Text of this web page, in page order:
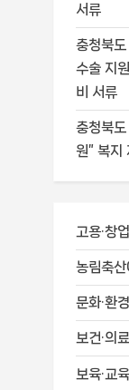
서류
충청북
수술 지
비 서류
충청북도
원” 복지
고용·창업
농림축산
문화·환경
보건·의료
보육·교육